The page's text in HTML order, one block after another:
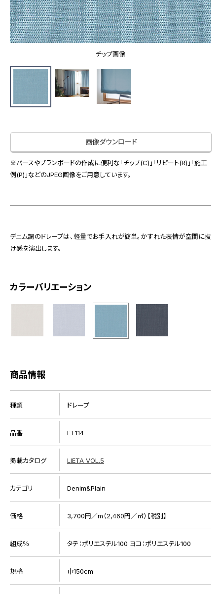
#リリカラのある暮らし
ショールーム トップ
東京ショールーム
大阪ショールーム
お客様サポート
お客様サポート トップ
画像ダウンロード
お役立ち資料
サンプル・カタログ請求／お問い合わせ（ビジネスのお客様）
非住宅案件に関するお問い合わせ
スペースソリューション事業
オフィスソリューション事業
会社情報
チップ画像
画像ダウンロード
※パースやプランボードの作成に便利な「チップ(C)」「リピート(R)」「施工
例(P)」などのJPEG画像をご用意しています。
デニム調のドレープは、軽量でお手入れが簡単。かすれた表情が空間に抜
け感を演出します。
カラーバリエーション
商品情報
種類 ドレープ
品番 ET114
掲載カタログ LIETA VOL.5
カテゴリ Denim&Plain
価格 3,700円／m（2,460円／㎡）【税別】
組成％ タテ：ポリエステル100 ヨコ：ポリエステル100
規格 巾150cm